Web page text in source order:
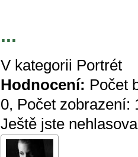
...
V kategorii Portrét
Hodnocení: Počet
0, Počet zobrazení:
Ještě jste